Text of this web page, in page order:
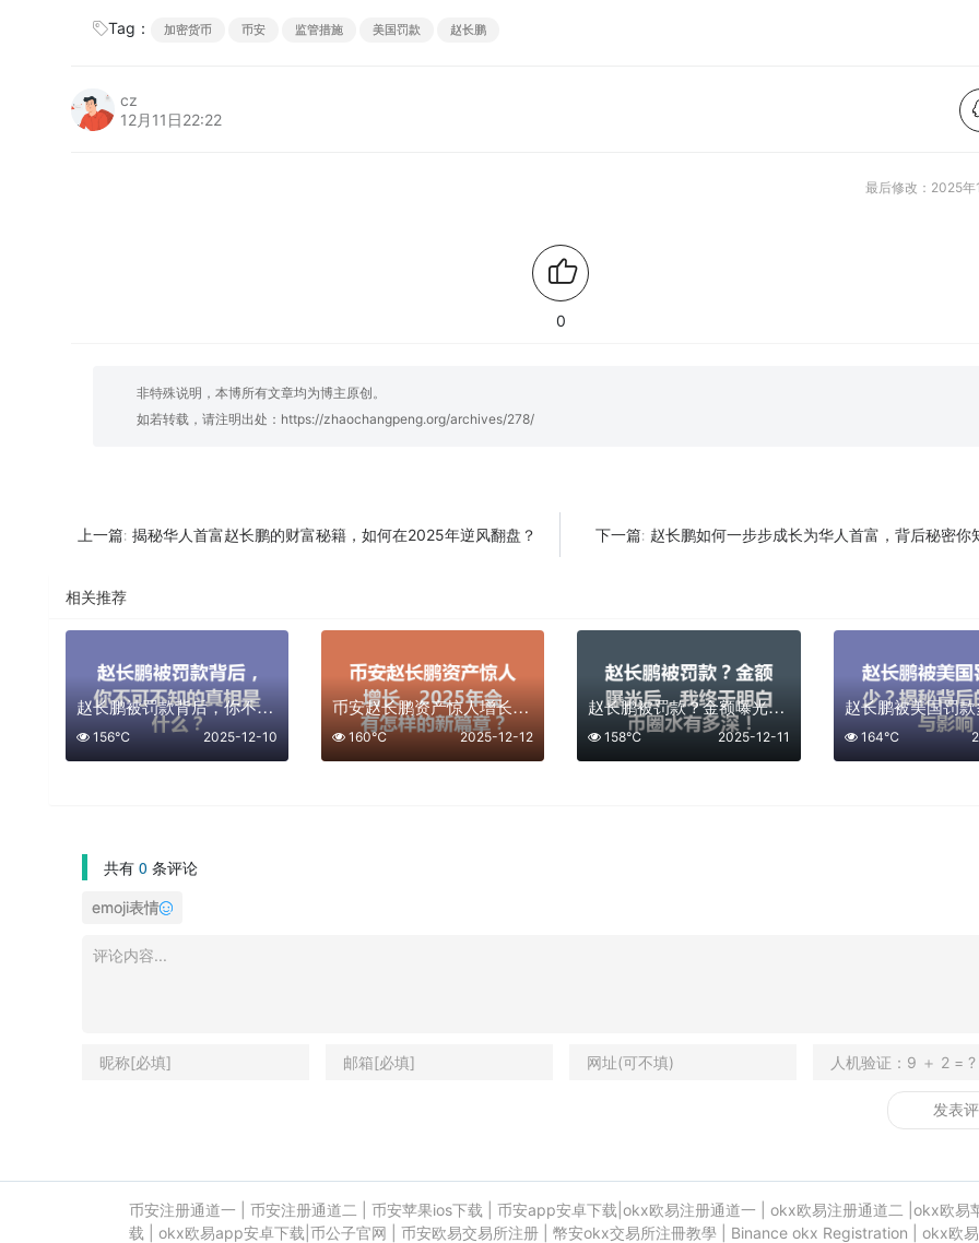
Tag： 加密货币 币安 监管措施 美国罚款 赵长鹏
cz
12月11日22:22
最后修改：2025年
0
非特殊说明，本博所有文章均为博主原创。
如若转载，请注明出处： https://zhaochangpeng.org/archives/278/
上一篇: 揭秘华人首富赵长鹏的财富秘籍，如何在2025年逆风翻盘？ 下一篇: 赵长鹏如何一步步成长为华人首富，背后秘密你
相关推荐
赵长鹏被罚款背后，你不可不知的真相是什么？
2025-12-10
156℃
币安赵长鹏资产惊人增长，2025年会有怎样的新篇章？
2025-12-12
160℃
赵长鹏被罚款？金额曝光后，我终于明白币圈水有多深！
2025-12-11
158℃ 164℃
共有 0 条评论
emoji表情
币安注册通道一 币安注册通道二 币安苹果ios下载 币安app安卓下载 okx欧易注册通道一 okx欧易注册通道二
okx欧易
载
okx欧易app安卓下载 币公子官网 币安欧易交易所注册| 幣安okx交易所注冊教學| Binance okx Registration okx欧